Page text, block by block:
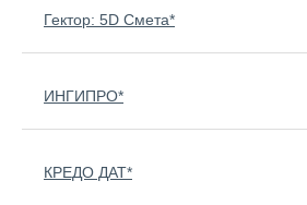
Гектор: 5D Смета*
ИНГИПРО*
КРЕДО ДАТ*